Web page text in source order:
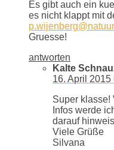
Es gibt auch ein
es nicht klappt mit
Gruesse!
antworten
Kalte
16. April
Super klasse!
Infos werde
darauf
Viele Grüße
Silvana